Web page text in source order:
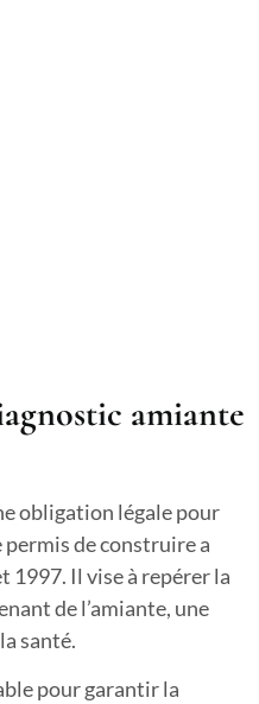
amiante
obligation légale pour
de construire a
1997. Il vise à repérer la
de l’amiante, une
santé.
pour garantir la